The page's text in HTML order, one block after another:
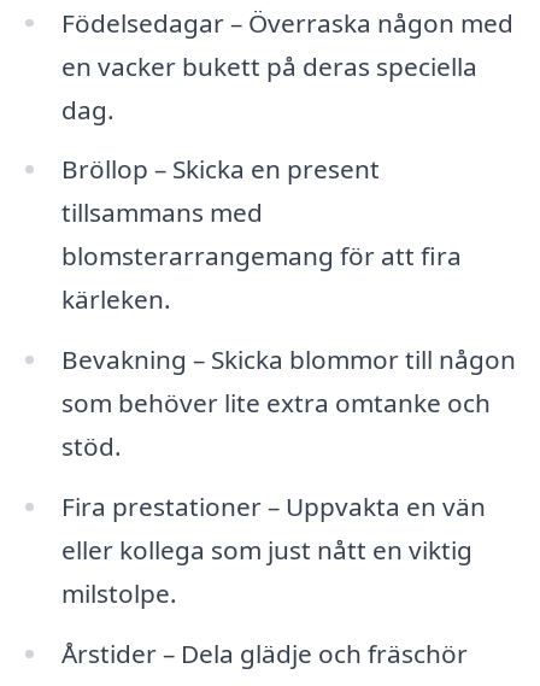
Födelsedagar – Överraska någon med
en vacker bukett på deras speciella
dag.
Bröllop – Skicka en present
tillsammans med
blomsterarrangemang för att fira
kärleken.
Bevakning – Skicka blommor till någon
som behöver lite extra omtanke och
stöd.
Fira prestationer – Uppvakta en vän
eller kollega som just nått en viktig
milstolpe.
Årstider – Dela glädje och fräschör